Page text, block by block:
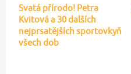
Svatá přírodo! Petra
Kvitová a 30 dalších
nejprsatějších sportovkyň
všech dob